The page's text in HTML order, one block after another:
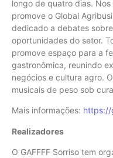
longo de quatro dias.
promove o Global
dedicado a debates
oportunidades do setor.
promove espaço para a
gastronômica, reunindo
negócios e cultura agro.
musicais de peso sob
Mais informações: https://
Realizadores
O GAFFFF Sorriso tem